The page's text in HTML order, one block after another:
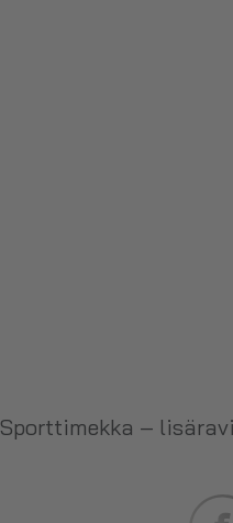
Sporttimekka –